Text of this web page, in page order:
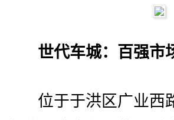
世代车城：百强市
位于于洪区广业西